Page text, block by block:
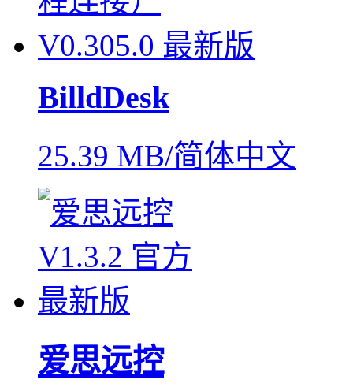
BilldDesk
25.39 MB/简体中文
爱思远控